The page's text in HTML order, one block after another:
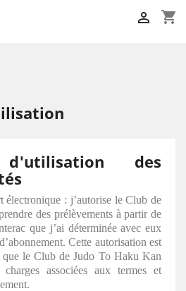
shopping_cart

d'utilisation des
électronique : j’autorise le Club de
des prélèvements à partir de
que j’ai déterminée avec eux
Cette autorisation est
que le Club de Judo To Haku Kan
associées aux termes et